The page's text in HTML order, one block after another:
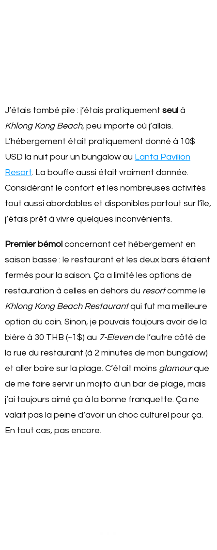
J’étais tombé pile : j’étais pratiquement seul à
Khlong Kong Beach, peu importe où j’allais.
L’hébergement était pratiquement donné à 10$
USD la nuit pour un bungalow au Lanta Pavilion
Resort. La bouffe aussi était vraiment donnée.
Considérant le confort et les nombreuses activités
tout aussi abordables et disponibles partout sur l’île,
j’étais prêt à vivre quelques inconvénients.
Premier bémol concernant cet hébergement en
saison basse : le restaurant et les deux bars étaient
fermés pour la saison. Ça a limité les options de
restauration à celles en dehors du resortcomme le
Khlong Kong Beach Restaurantqui fut ma meilleure
option du coin. Sinon, je pouvais toujours avoir de la
bière à 30 THB (~1$) au 7-Elevende l’autre côté de
la rue du restaurant (à 2 minutes de mon bungalow)
et aller boire sur la plage. C’était moins glamourque
de me faire servir un mojito à un bar de plage, mais
j’ai toujours aimé ça à la bonne franquette. Ça ne
valait pas la peine d’avoir un choc culturel pour ça.
En tout cas, pas encore.